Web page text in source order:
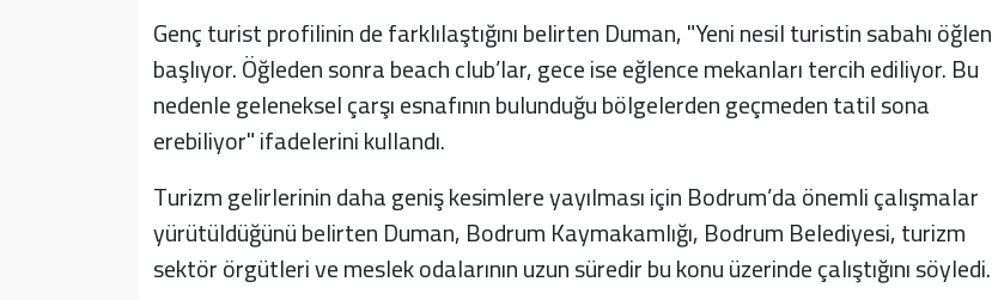
Genç turist profilinin de farklılaştığını belirten Duman, "Yeni nesil turistin sabahı öğlen
başlıyor. Öğleden sonra beach club’lar, gece ise eğlence mekanları tercih ediliyor. Bu
nedenle geleneksel çarşı esnafının bulunduğu bölgelerden geçmeden tatil sona
erebiliyor" ifadelerini kullandı.
Turizm gelirlerinin daha geniş kesimlere yayılması için Bodrum’da önemli çalışmalar
yürütüldüğünü belirten Duman, Bodrum Kaymakamlığı, Bodrum Belediyesi, turizm
sektör örgütleri ve meslek odalarının uzun süredir bu konu üzerinde çalıştığını söyledi.